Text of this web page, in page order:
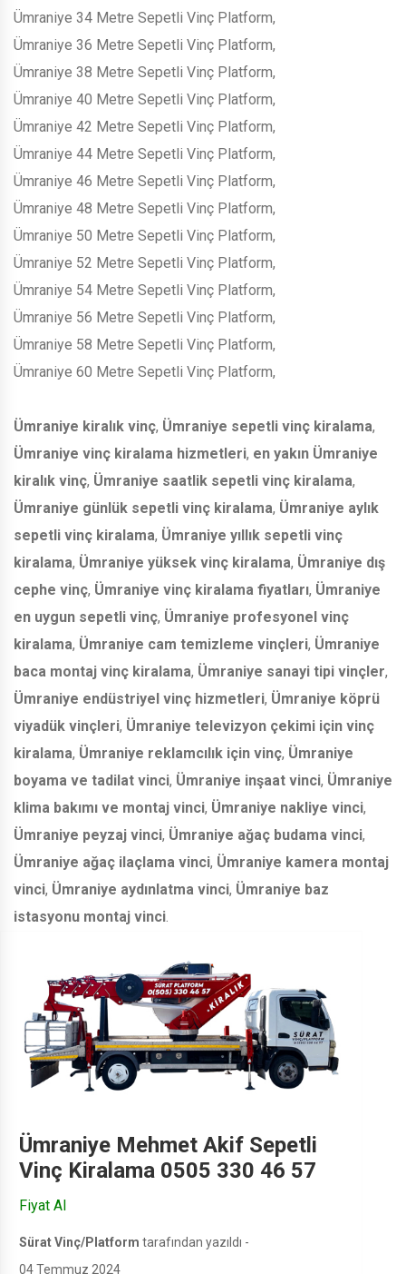
Ümraniye 34 Metre Sepetli Vinç Platform,
Ümraniye 36 Metre Sepetli Vinç Platform,
Ümraniye 38 Metre Sepetli Vinç Platform,
Ümraniye 40 Metre Sepetli Vinç Platform,
Ümraniye 42 Metre Sepetli Vinç Platform,
Ümraniye 44 Metre Sepetli Vinç Platform,
Ümraniye 46 Metre Sepetli Vinç Platform,
Ümraniye 48 Metre Sepetli Vinç Platform,
Ümraniye 50 Metre Sepetli Vinç Platform,
Ümraniye 52 Metre Sepetli Vinç Platform,
Ümraniye 54 Metre Sepetli Vinç Platform,
Ümraniye 56 Metre Sepetli Vinç Platform,
Ümraniye 58 Metre Sepetli Vinç Platform,
Ümraniye 60 Metre Sepetli Vinç Platform,
Ümraniye kiralık vinç, Ümraniye sepetli vinç kiralama,
Ümraniye vinç kiralama hizmetleri, en yakın Ümraniye
kiralık vinç, Ümraniye saatlik sepetli vinç kiralama,
Ümraniye günlük sepetli vinç kiralama, Ümraniye aylık
sepetli vinç kiralama, Ümraniye yıllık sepetli vinç
kiralama, Ümraniye yüksek vinç kiralama, Ümraniye dış
cephe vinç, Ümraniye vinç kiralama fiyatları, Ümraniye
en uygun sepetli vinç, Ümraniye profesyonel vinç
kiralama, Ümraniye cam temizleme vinçleri, Ümraniye
baca montaj vinç kiralama, Ümraniye sanayi tipi vinçler,
Ümraniye endüstriyel vinç hizmetleri, Ümraniye köprü
viyadük vinçleri, Ümraniye televizyon çekimi için vinç
kiralama, Ümraniye reklamcılık için vinç, Ümraniye
boyama ve tadilat vinci, Ümraniye inşaat vinci, Ümraniye
klima bakımı ve montaj vinci, Ümraniye nakliye vinci,
Ümraniye peyzaj vinci, Ümraniye ağaç budama vinci,
Ümraniye ağaç ilaçlama vinci, Ümraniye kamera montaj
vinci, Ümraniye aydınlatma vinci, Ümraniye baz
istasyonu montaj vinci
Ümraniye Mehmet Akif Sepetli
Vinç Kiralama 0505 330 46 57
Fiyat Al
Sürat Vinç/Platform tarafından yazıldı -
04 Temmuz 2024